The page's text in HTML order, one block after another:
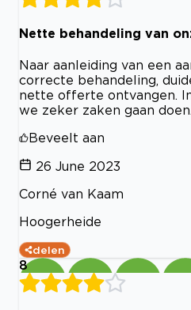
Nette behandeling van
Naar aanleiding van een
correcte behandeling,
nette offerte ontvangen.
we zeker zaken gaan doen.
Beveelt aan
26 June 2023
Corné van Kaam
Hoogerheide
delen
8